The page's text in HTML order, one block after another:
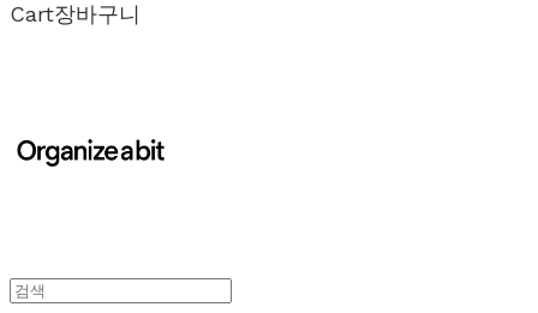
Cart장바구니